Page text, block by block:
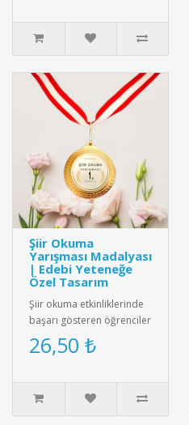
Şiir Okuma
Yarışması Madalyası
| Edebi Yeteneğe
Özel Tasarım
Şiir okuma etkinliklerinde
başarı gösteren öğrenciler
için özel olarak
tasarlanmış madalya.
26,50 ₺